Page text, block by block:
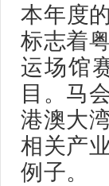
本年度
标志着
运场馆
目。马
港澳大
相关产
例子。